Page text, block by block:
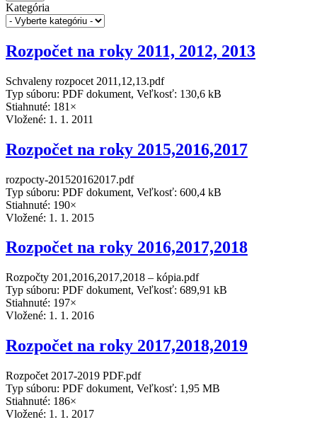
Kategória
Rozpočet na roky 2011, 2012, 2013
Schvaleny rozpocet 2011,12,13.pdf
Typ súboru: PDF dokument, Veľkosť: 130,6 kB
Stiahnuté: 181×
Vložené: 1. 1. 2011
Rozpočet na roky 2015,2016,2017
rozpocty-201520162017.pdf
Typ súboru: PDF dokument, Veľkosť: 600,4 kB
Stiahnuté: 190×
Vložené: 1. 1. 2015
Rozpočet na roky 2016,2017,2018
Rozpočty 201,2016,2017,2018 – kópia.pdf
Typ súboru: PDF dokument, Veľkosť: 689,91 kB
Stiahnuté: 197×
Vložené: 1. 1. 2016
Rozpočet na roky 2017,2018,2019
Rozpočet 2017-2019 PDF.pdf
Typ súboru: PDF dokument, Veľkosť: 1,95 MB
Stiahnuté: 186×
Vložené: 1. 1. 2017